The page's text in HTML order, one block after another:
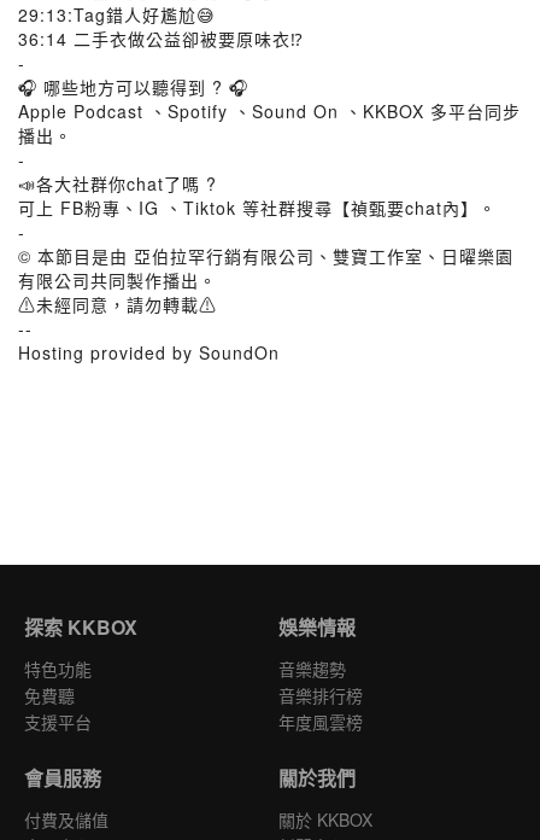
29:13:Tag錯人好尷尬😅
36:14 二手衣做公益卻被要原味衣⁉️
-
🎧 哪些地方可以聽得到 ? 🎧
Apple Podcast 、Spotify 、Sound On 、KKBOX 多平台同步
播出。
-
📣各大社群你chat了嗎 ?
可上 FB粉專、IG 、Tiktok 等社群搜尋【禎甄要chat內】。
-
© 本節目是由 亞伯拉罕行銷有限公司、雙寶工作室、⽇曜樂園
有限公司共同製作播出。
⚠️未經同意，請勿轉載⚠️
--
Hosting provided by SoundOn
探索 KKBOX
特色功能
免費聽
支援平台
娛樂情報
音樂趨勢
音樂排行榜
年度風雲榜
會員服務
付費及儲值
關於我們
關於 KKBOX